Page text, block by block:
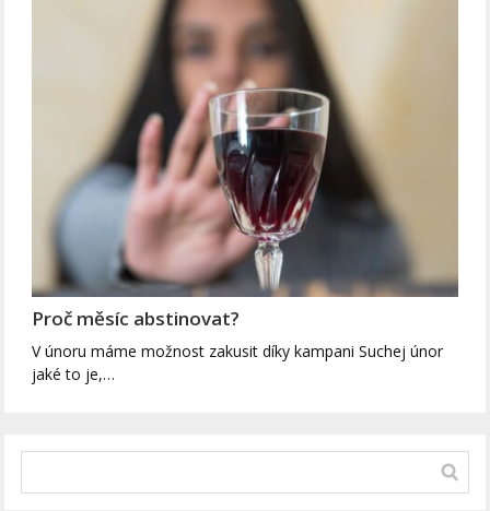
Proč měsíc abstinovat?
V únoru máme možnost zakusit díky kampani Suchej únor
jaké to je,…